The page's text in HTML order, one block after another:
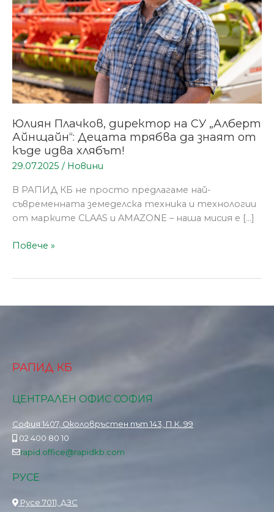
Юлиян Плачков, директор на СУ „Алберт
Айнщайн“: Децата трябва да знаят от
къде идва хлябът!
29.07.2025 / Новини
В РАПИД КБ не просто предлагаме най-
съвременната земеделска техника и технологии
от марките CLAAS и AMAZONE – наша мисия е […]
Децата
трябва
да
знаят
от
къде
идва
хлябът!
Повече »
РАПИД КБ
ЦЕНТРАЛЕН ОФИС СОФИЯ
София 1407, Околовръстен път 143, П.К. 99
02 400 80 10
rapid.office@rapidkb.com
РУСЕ
Русе 7011, ДЗС